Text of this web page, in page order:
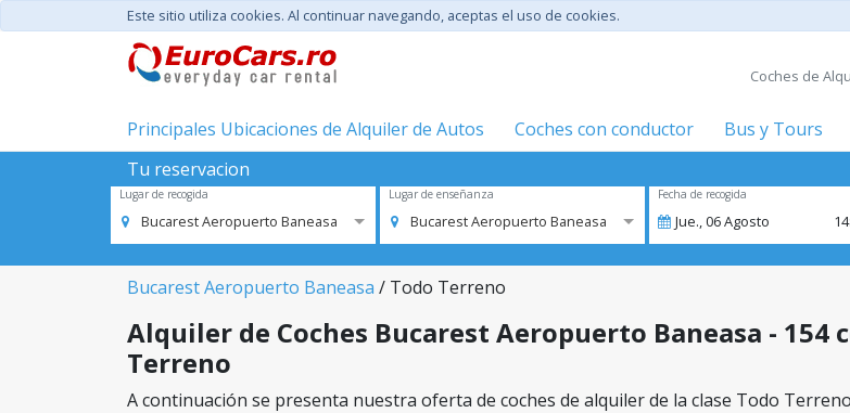
Este sitio utiliza cookies. Al continuar navegando, aceptas el uso de cookies.
Coches de
Principales Ubicaciones de Alquiler de Autos Coches con conductor Bus y Tours
Tu reservacion
Lugar de recogida
Bucarest Aeropuerto Baneasa
Lugar de enseñanza
Bucarest Aeropuerto Baneasa
Fecha de recogida
Jue.,06Agosto
Bucarest Aeropuerto Baneasa / Todo Terreno
Alquiler de Coches Bucarest Aeropuerto Baneasa - 154
Terreno
A continuación se presenta nuestra oferta de coches de alquiler de la clase Todo